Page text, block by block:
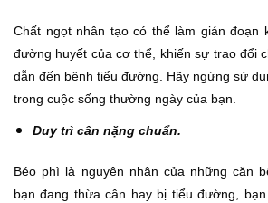
Chất ngọt nhân tạo có thể làm gián đoạn
đường huyết của cơ thể, khiến sự trao đổi
dẫn đến bệnh tiểu đường. Hãy ngừng sử
trong cuộc sống thường ngày của bạn.
Duy trì cân nặng chuẩn.
Béo phì là nguyên nhân của những căn
bạn đang thừa cân hay bị tiểu đường,